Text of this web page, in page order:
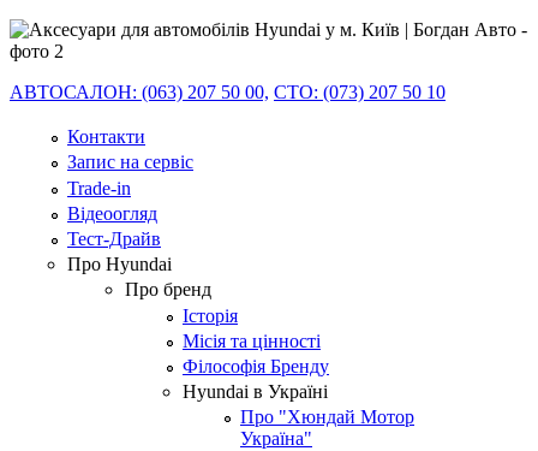
АВТОСАЛОН: (063) 207 50 00, СТО: (073) 207 50 10
Контакти
Запис на сервіс
Trade-in
Відеоогляд
Тест-Драйв
Про Hyundai
Про бренд
Історія
Місія та цінності
Філософія Бренду
Hyundai в Україні
Про "Хюндай Мотор
Україна"